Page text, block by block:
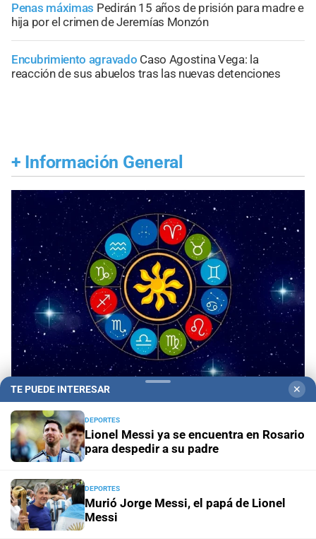
Penas máximas Pedirán 15 años de prisión para madre e
hija por el crimen de Jeremías Monzón
Encubrimiento agravado Caso Agostina Vega: la
reacción de sus abuelos tras las nuevas detenciones
+ Información General
Panorama astrológico Horóscopo de hoy 9 de
agosto de 2026
Horóscopo del día
Horóscopo del díaHoróscopo de hoy para Acuario: 09
de agosto de 2026
TE PUEDE INTERESAR ✕
DEPORTES
Lionel Messi ya se encuentra en Rosario
para despedir a su padre
DEPORTES
Murió Jorge Messi, el papá de Lionel
Messi